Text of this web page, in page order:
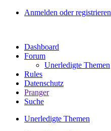
Anmelden oder registrieren
Dashboard
Forum
Unerledigte Themen
Rules
Datenschutz
Pranger
Suche
Unerledigte Themen